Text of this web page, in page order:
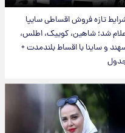
تازه فروش اقساطی سایپا
شد؛ شاهین، کوییک، اطلس،
و ساینا با اقساط بلندمدت +